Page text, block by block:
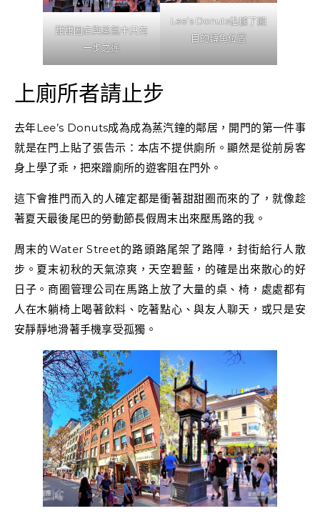
甜甜圈店與蒸氣中只有
一步之遙
Lee’s Donuts佔據了顯
目的轉角位置
上廁所者請止步
去年Lee’s Donuts成為成為蒸汽鐘的鄰居，開門的第一件事
就是在門上貼了張告示：本店不提供廁所。顯然是從前房客
身上學了乖，把來蹭廁所的遊客阻在門外。
這下會推門而入的人確定都是衝著甜甜圈而來的了，就像趁
著夏天最後尾巴的勞動節長假周末出來壓馬路的我。
周末的Water Street的路頭路尾架了路障，封街給行人散
步。夏末初秋的天氣涼爽，天空碧藍，的確是出來散心的好
日子。商圈管理公司在馬路上放了大量的桌、椅，處處都有
人在木躺椅上喝著飲料、吃著點心、與友人聊天，或只是安
安靜靜地滑著手機享受孤獨。